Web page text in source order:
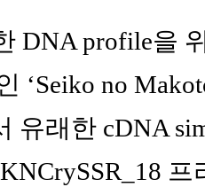
DNA profile을
‘Seiko no
유래한 cDNA